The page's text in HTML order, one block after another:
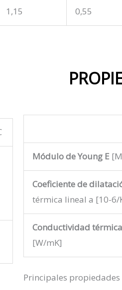
1,15 0,55
Módulo de Young E
Coeficiente de
térmica lineal a [10-6/
Conductividad térmica
[W/mK]
Principales